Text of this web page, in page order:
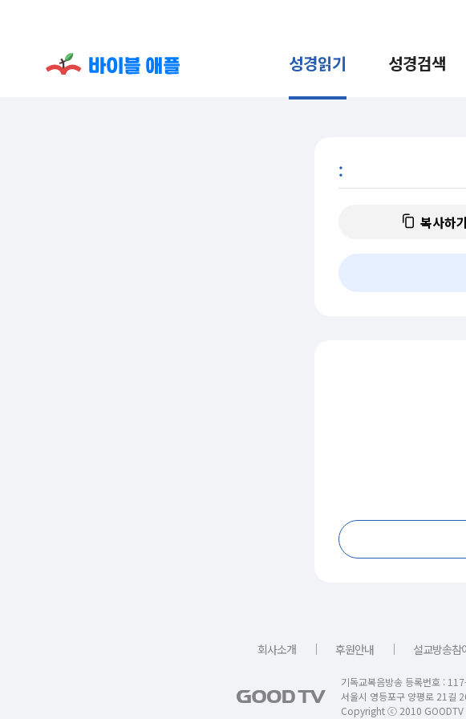
성경읽기 성경검색
:
복사하기
회사소개 ｜ 후원안내 ｜ 설교방송참
기독교복음방송 등록번호 :
서울시 영등포구 양평로 21길
Copyright ⓒ 2010 GOODTV